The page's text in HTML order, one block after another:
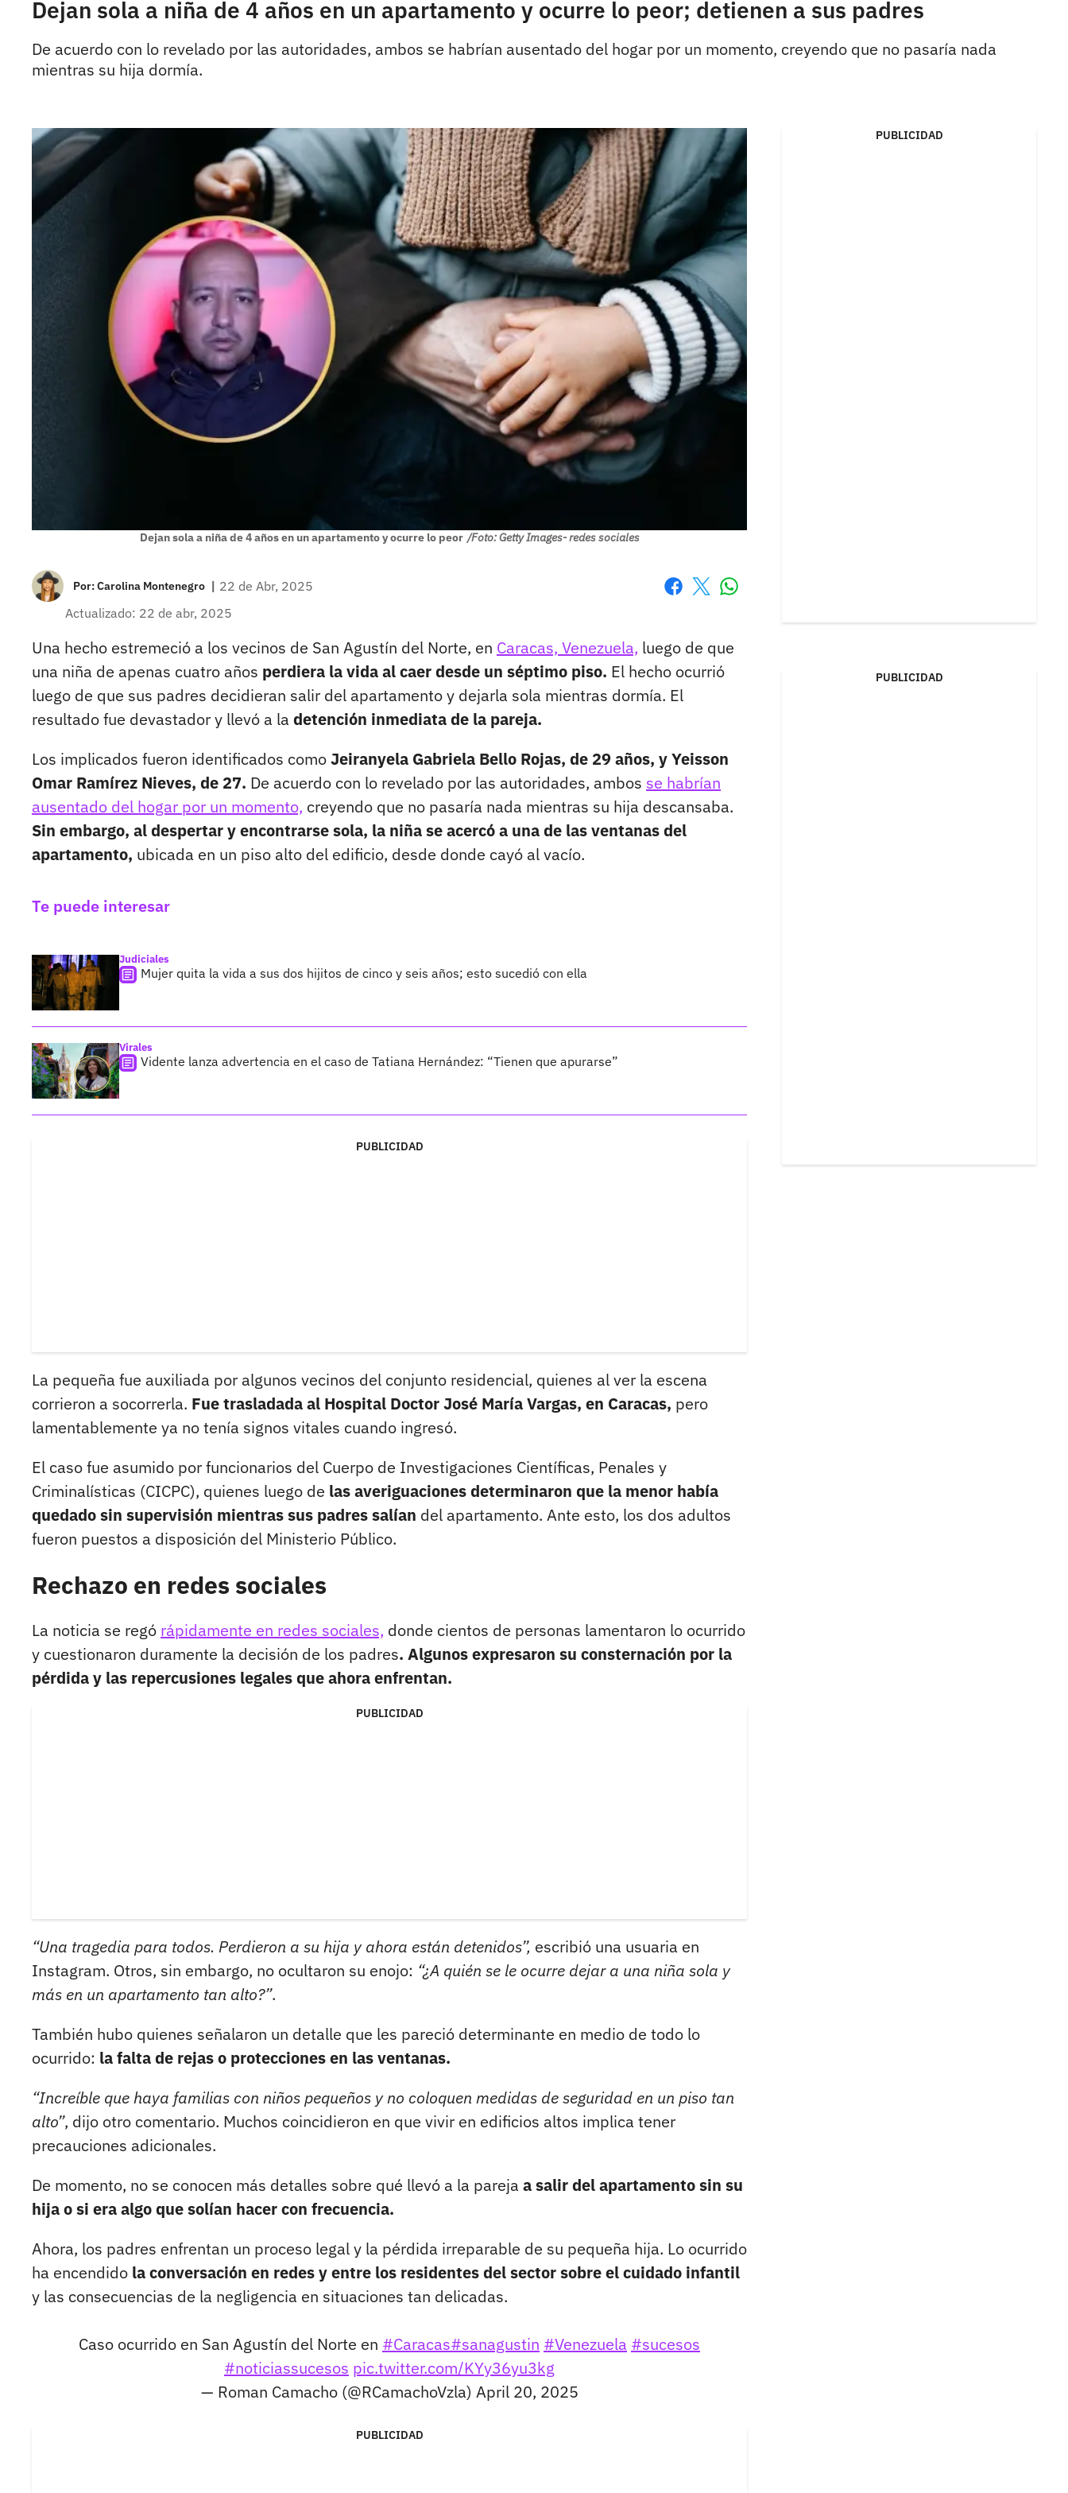
Dejan sola a niña de 4 años en un apartamento y ocurre lo peor; detienen a sus padres
De acuerdo con lo revelado por las autoridades, ambos se habrían ausentado del hogar por un momento, creyendo que no pasaría nada
mientras su hija dormía.
Dejan sola a niña de 4 años en un apartamento y ocurre lo peor /Foto: Getty Images- redes sociales
Por:Carolina Montenegro | 22 de Abr, 2025
Actualizado: 22 de abr, 2025
Una hecho estremeció a los vecinos de San Agustín del Norte, en Caracas, Venezuela, luego de que
una niña de apenas cuatro años perdiera la vida al caer desde un séptimo piso. El hecho ocurrió
luego de que sus padres decidieran salir del apartamento y dejarla sola mientras dormía. El
resultado fue devastador y llevó a la detención inmediata de la pareja.
Los implicados fueron identificados comoJeiranyela Gabriela Bello Rojas, de 29 años, y Yeisson
Omar Ramírez Nieves, de 27. De acuerdo con lo revelado por las autoridades, ambos se habrían
ausentado del hogar por un momento, creyendo que no pasaría nada mientras su hija descansaba.
Sin embargo, al despertar y encontrarse sola, la niña se acercó a una de las ventanas del
apartamento, ubicada en un piso alto del edificio, desde donde cayó al vacío.
Te puede interesar
Judiciales
Mujer quita la vida a sus dos hijitos de cinco y seis años; esto sucedió con ella
Virales
Vidente lanza advertencia en el caso de Tatiana Hernández: “Tienen que apurarse”
PUBLICIDAD
La pequeña fue auxiliada por algunos vecinos del conjunto residencial, quienes al ver la escena
corrieron a socorrerla. Fue trasladada al Hospital Doctor José María Vargas, en Caracas, pero
lamentablemente ya no tenía signos vitales cuando ingresó.
El caso fue asumido por funcionarios del Cuerpo de Investigaciones Científicas, Penales y
Criminalísticas (CICPC), quienes luego de las averiguaciones determinaron que la menor había
quedado sin supervisión mientras sus padressalían del apartamento. Ante esto, los dos adultos
fueron puestos a disposición del Ministerio Público.
Rechazo en redes sociales
La noticia se regó rápidamente en redes sociales, donde cientos de personas lamentaron lo ocurrido
y cuestionaron duramente la decisión de los padres. Algunos expresaron su consternación por la
pérdida y las repercusiones legales que ahora enfrentan.
PUBLICIDAD
“Una tragedia para todos. Perdieron a su hija y ahora están detenidos”, escribió una usuaria en
Instagram. Otros, sin embargo, no ocultaron su enojo: “¿A quién se le ocurre dejar a una niña sola y
más en un apartamento tan alto?”.
También hubo quienes señalaron un detalle que les pareció determinante en medio de todo lo
ocurrido: la falta de rejas o protecciones en las ventanas.
“Increíble que haya familias con niños pequeños y no coloquen medidas de seguridad en un piso tan
alto”, dijo otro comentario. Muchos coincidieron en que vivir en edificios altos implica tener
precauciones adicionales.
De momento, no se conocen más detalles sobre qué llevó a la pareja a salir del apartamento sin su
hija o si era algo que solían hacer con frecuencia.
Ahora, los padres enfrentan un proceso legal y la pérdida irreparable de su pequeña hija. Lo ocurrido
ha encendido la conversación en redes y entre los residentes del sector sobre el cuidado infantil
y las consecuencias de la negligencia en situaciones tan delicadas.
Caso ocurrido en San Agustín del Norte en #Caracas#sanagustin #Venezuela #sucesos
#noticiassucesos pic.twitter.com/KYy36yu3kg
— Roman Camacho (@RCamachoVzla) April 20, 2025
PUBLICIDAD
PUBLICIDAD
PUBLICIDAD